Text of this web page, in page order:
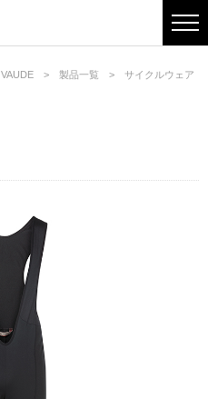
VAUDE 製品一覧 サイクルウェア（